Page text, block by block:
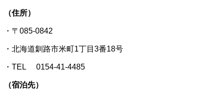
（住所）
・〒085-0842
・北海道釧路市米町1丁目3番18号
・TEL 0154-41-4485
（宿泊先）